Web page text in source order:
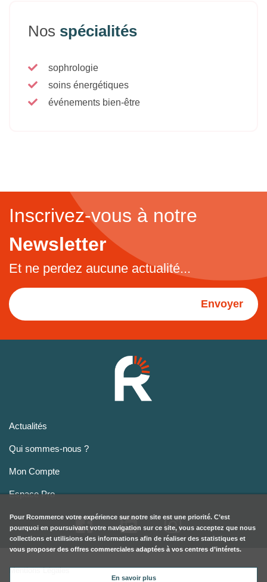
Nos spécialités
sophrologie
soins énergétiques
événements bien-être
Inscrivez-vous à notre
Newsletter
Et ne perdez aucune actualité...
Envoyer
Actualités
Qui sommes-nous ?
Mon Compte
Espace Pro
Mentions Légales
Pour Rcommerce votre expérience sur notre site est une priorité. C’est
pourquoi en poursuivant votre navigation sur ce site, vous acceptez que nous
collections et utilisions des informations afin de réaliser des statistiques et
vous proposer des offres commerciales adaptées à vos centres d’intérets.
En savoir plus